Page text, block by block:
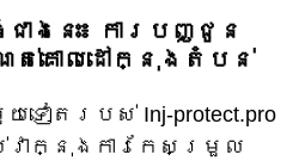
ាងនេះ៖ ការបញ្ជូន
ត់គោលដៅក្នុងតំបន់
ទៀតរបស់ Inj-protect.pro
ាក្នុងការកែសម្រួល